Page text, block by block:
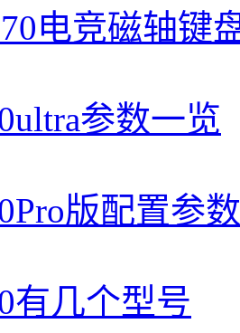
电竞磁轴键
参数一览
版配置参数
有几个型号